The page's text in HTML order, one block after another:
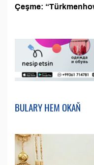
Çeşme:
BULARY HEM OKAŇ